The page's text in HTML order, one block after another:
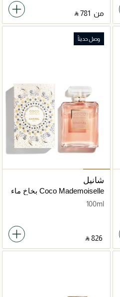
من ‎ ⃁ ⁦781⁩ ‎
وصل حديثاً
شانيل
Coco Mademoiselle بخاخ ماء
100ml
‎ ⃁ ⁦826⁩ ‎